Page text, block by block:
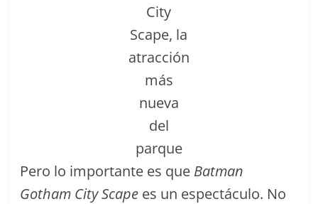
City
Scape, la
atracción
más
nueva
del
parque
Pero lo importante es que Batman
Gotham City Scape es un espectáculo. No